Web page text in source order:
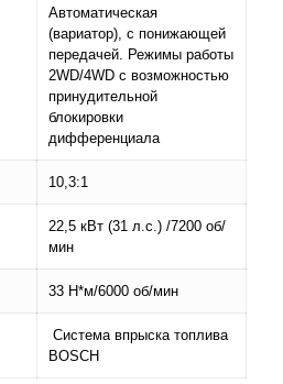
Автоматическая
(вариатор), с понижающей
передачей. Режимы работы
2WD/4WD c возможностью
принудительной
блокировки
дифференциала
10,3:1
22,5 кВт (31 л.с.) /7200 об/
мин
33 H*м/6000 об/мин
Система впрыска топлива
BOSСH